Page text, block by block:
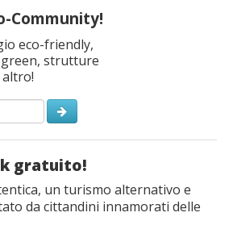
Community!
eco-friendly,
strutture
gratuito!
un turismo alternativo e
da cittandini innamorati delle